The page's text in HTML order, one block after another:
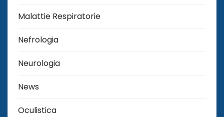
Malattie Respiratorie
Nefrologia
Neurologia
News
Oculistica